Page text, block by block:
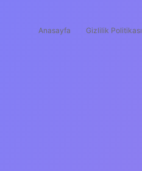
Anasayfa Gizlilik Politikası